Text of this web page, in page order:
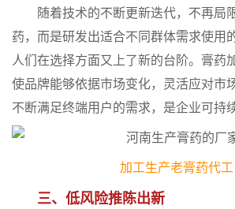
随着技术的不断更新迭代，不再局
药，而是研发出适合不同群体需求使用
人们在选择方面又上了新的台阶。膏药
使品牌能够依据市场变化，灵活应对市
不断满足终端用户的需求，是企业可持
加工生产老膏药代工
三、低风险推陈出新